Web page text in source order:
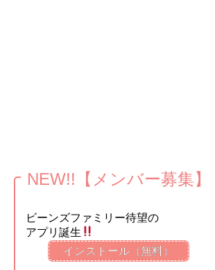
NEW!!【メンバー募集】
ビーンズファミリー待望の
アプリ誕生
インストール（無料）